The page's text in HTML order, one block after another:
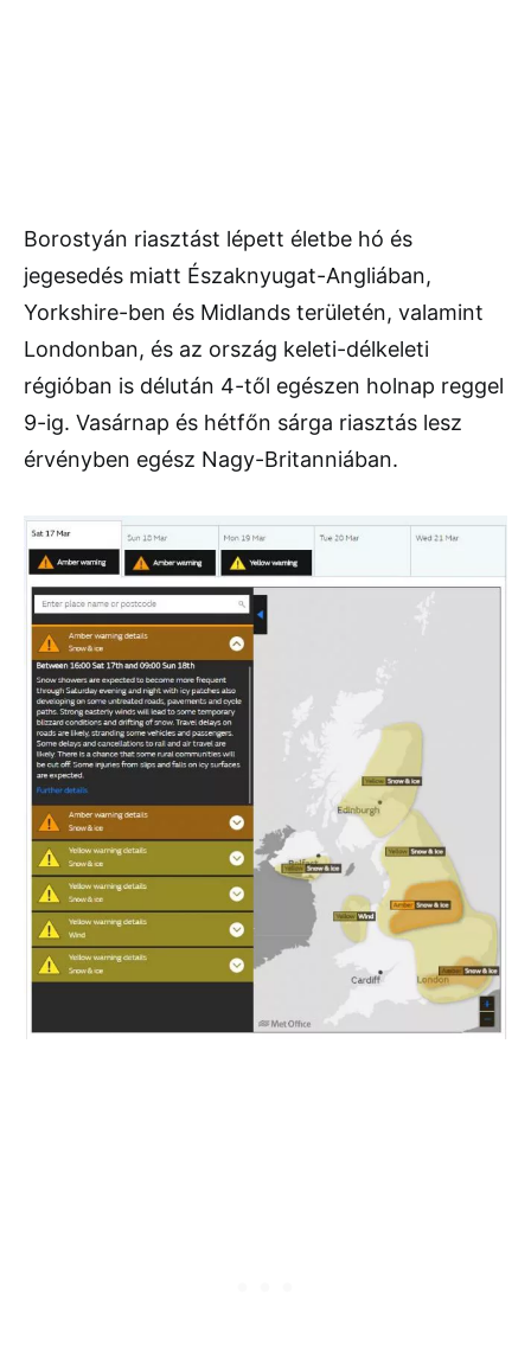
Borostyán riasztást lépett életbe hó és
jegesedés miatt Északnyugat-Angliában,
Yorkshire-ben és Midlands területén, valamint
Londonban, és az ország keleti-délkeleti
régióban is délután 4-től egészen holnap reggel
9-ig. Vasárnap és hétfőn sárga riasztás lesz
érvényben egész Nagy-Britanniában.